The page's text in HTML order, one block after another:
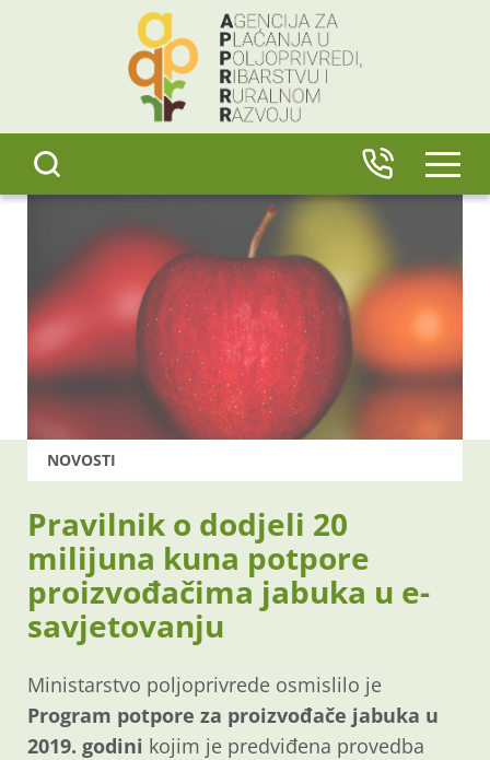
NOVOSTI
Pravilnik o dodjeli 20
milijuna kuna potpore
proizvođačima jabuka u e-
savjetovanju
Ministarstvo poljoprivrede osmislilo je
Program potpore za proizvođače jabuka u
2019. godini kojim je predviđena provedba